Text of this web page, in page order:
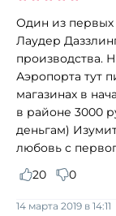
Один из
Лаудер
производства.
Аэропорта тут
магазинах в
в районе 3000
деньгам)
любовь с
20
0
14 марта 2019 в 14:11